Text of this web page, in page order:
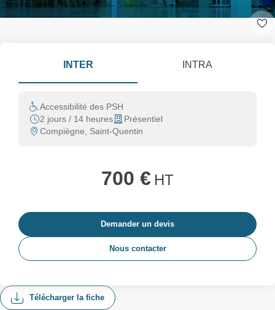
Télécharger la fiche
INTER INTRA
Accessibilité des PSH
2 jours / 14 heures
Présentiel
Compiègne, Saint-Quentin
700 € HT
Demander un devis
Nous contacter